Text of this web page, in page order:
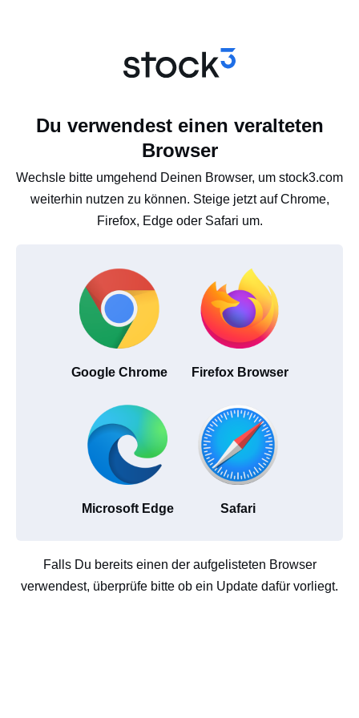
Du verwendest einen veralteten
Browser
Wechsle bitte umgehend Deinen Browser, um stock3.com
weiterhin nutzen zu können. Steige jetzt auf Chrome,
Firefox, Edge oder Safari um.
Google Chrome Firefox Browser
Microsoft Edge Safari
Falls Du bereits einen der aufgelisteten Browser
verwendest, überprüfe bitte ob ein Update dafür vorliegt.